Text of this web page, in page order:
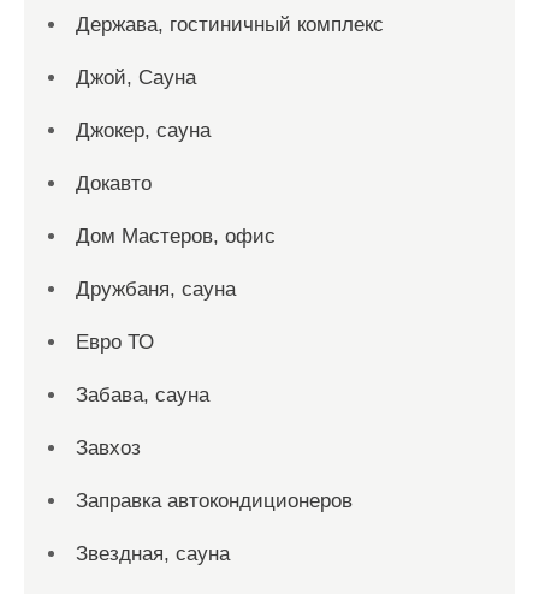
Держава, гостиничный комплекс
Джой, Сауна
Джокер, сауна
Докавто
Дом Мастеров, офис
Дружбаня, сауна
Евро ТО
Забава, сауна
Завхоз
Заправка автокондиционеров
Звездная, сауна